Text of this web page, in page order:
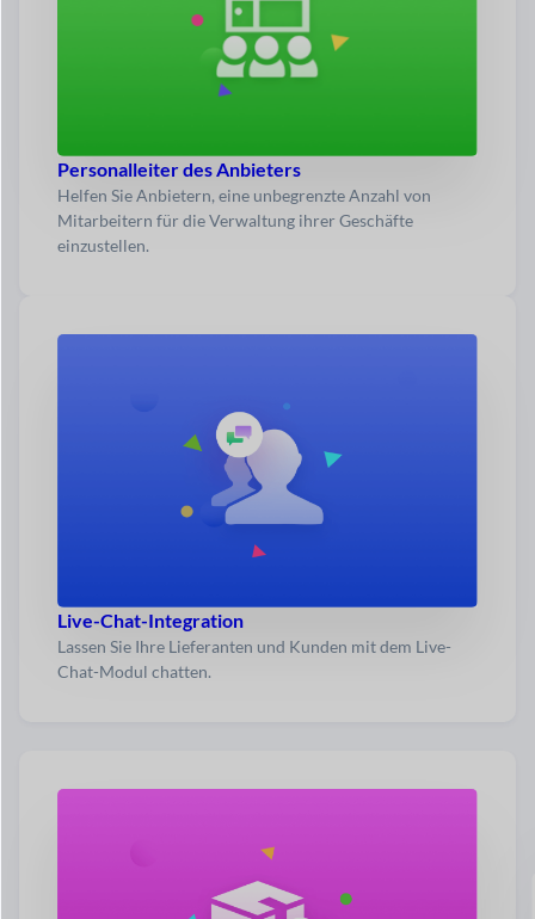
Personalleiter des Anbieters
Helfen Sie Anbietern, eine unbegrenzte Anzahl von
Mitarbeitern für die Verwaltung ihrer Geschäfte
einzustellen.
Live-Chat-Integration
Lassen Sie Ihre Lieferanten und Kunden mit dem Live-
Chat-Modul chatten.